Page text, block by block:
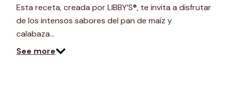
Esta receta, creada por LIBBY’S®, te invita a disfrutar
de los intensos sabores del pan de maíz y
calabaza…
See more